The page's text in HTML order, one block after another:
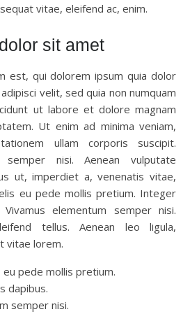
vitae, eleifend ac, enim.
sit amet
est, qui dolorem ipsum quia dolor
velit, sed quia non numquam
ut labore et dolore magnam
Ut enim ad minima veniam,
ullam corporis suscipit.
semper nisi. Aenean vulputate
ut, imperdiet a, venenatis vitae,
eu pede mollis pretium. Integer
elementum semper nisi.
tellus. Aenean leo ligula,
vitae lorem.
eu pede mollis pretium.
dapibus.
semper nisi.